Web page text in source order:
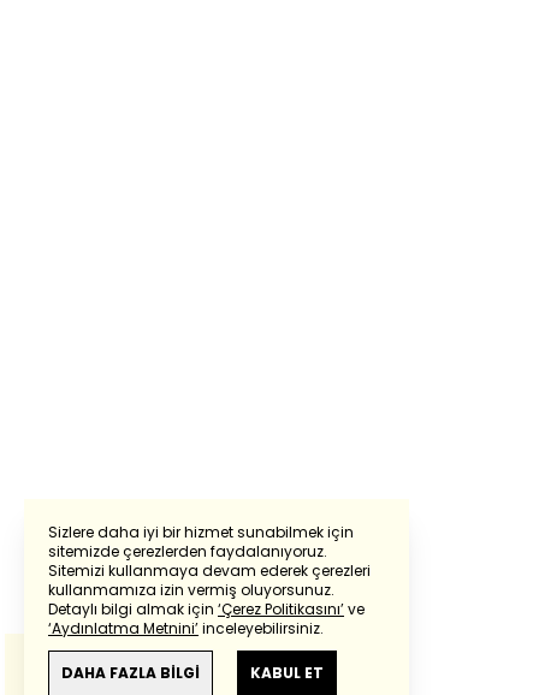
Sizlere daha iyi bir hizmet sunabilmek için
sitemizde çerezlerden faydalanıyoruz.
Sitemizi kullanmaya devam ederek çerezleri
kullanmamıza izin vermiş oluyorsunuz.
Detaylı bilgi almak için ‘Çerez Politikasını’ve
‘Aydınlatma Metnini’inceleyebilirsiniz.
DAHA FAZLA BİLGİ KABUL ET
Powered by Translate
Bu çevirideGoogle Transletekullanılmıştır.
Anlam ve çeviri hatalarından
haberturk.com